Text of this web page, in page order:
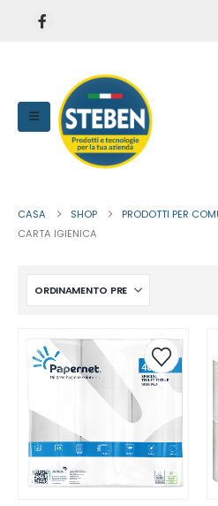
CASA SHOP PRODOTTI PER
CARTA IGIENICA